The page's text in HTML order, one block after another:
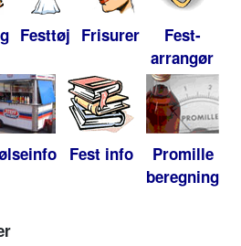
Festtøj Frisurer
Fest-
arrangør
Fest info
Promille
beregning